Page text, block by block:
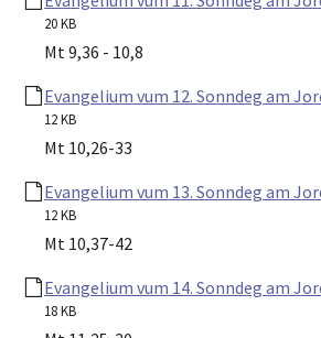
20 KB
Mt 9,36 - 10,8
Evangelium vum 12. Sonndeg am
12 KB
Mt 10,26-33
Evangelium vum 13. Sonndeg am
12 KB
Mt 10,37-42
Evangelium vum 14. Sonndeg am
18 KB